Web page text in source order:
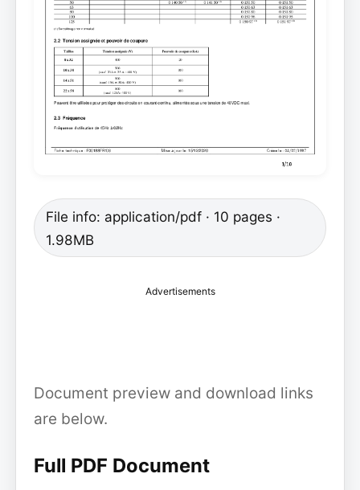
File info: application/pdf · 10 pages ·
1.98MB
Advertisements
Document preview and download links
are below.
Full PDF Document